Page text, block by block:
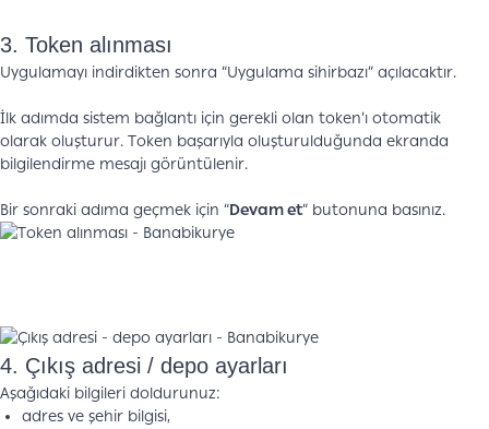
3. Token alınması
Uygulamayı indirdikten sonra “Uygulama sihirbazı” açılacaktır.
İlk adımda sistem bağlantı için gerekli olan token’ı otomatik
olarak oluşturur. Token başarıyla oluşturulduğunda ekranda
bilgilendirme mesajı görüntülenir.
Bir sonraki adıma geçmek için “Devam et” butonuna basınız.
4. Çıkış adresi / depo ayarları
Aşağıdaki bilgileri doldurunuz:
adres ve şehir bilgisi,